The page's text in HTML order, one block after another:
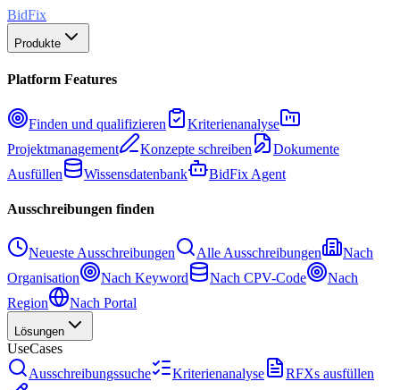
BidFix
Produkte
Platform Features
Finden und qualifizieren
Kriterienanalyse
Projektmanagement
Konzepte schreiben
Dokumente
Ausfüllen
Wissensdatenbank BidFix Agent
Ausschreibungen finden
Neueste Ausschreibungen Alle Ausschreibungen
Nach
Organisation
Nach Keyword Nach CPV-Code
Nach
Region
Nach Portal
Lösungen
UseCases
Ausschreibungssuche
Kriterienanalyse
RFXs ausfüllen